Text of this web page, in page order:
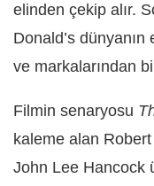
elinden çekip alır.
Donald’s
ve markalarından
Filmin senaryosu
kaleme alan
John Lee Hancock